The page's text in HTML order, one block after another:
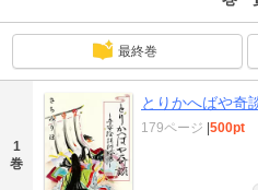
最終巻
1
巻
とりかへばや奇
179ページ |500pt